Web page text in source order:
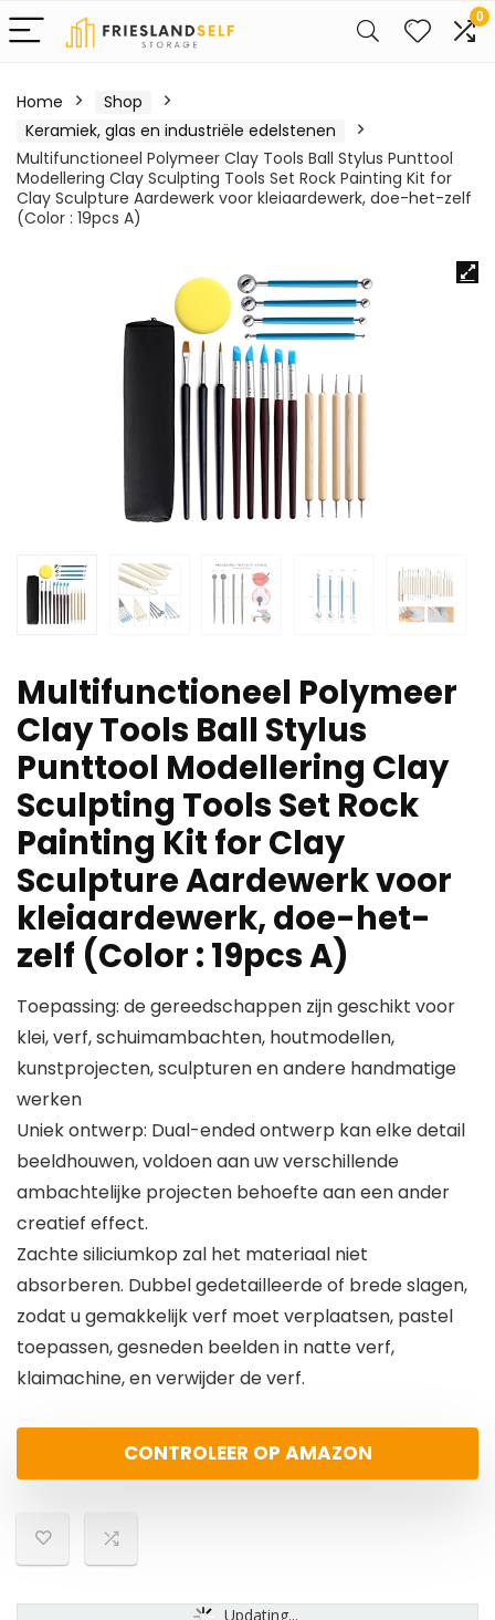
0
Home
Shop
Keramiek, glas en industriële edelstenen
Multifunctioneel Polymeer Clay Tools Ball Stylus Punttool
Modellering Clay Sculpting Tools Set Rock Painting Kit for
Clay Sculpture Aardewerk voor kleiaardewerk, doe-het-zelf
(Color : 19pcs A)
Multifunctioneel Polymeer
Clay Tools Ball Stylus
Punttool Modellering Clay
Sculpting Tools Set Rock
Painting Kit for Clay
Sculpture Aardewerk voor
kleiaardewerk, doe-het-
zelf (Color : 19pcs A)
Toepassing: de gereedschappen zijn geschikt voor
klei, verf, schuimambachten, houtmodellen,
kunstprojecten, sculpturen en andere handmatige
werken
Uniek ontwerp: Dual-ended ontwerp kan elke detail
beeldhouwen, voldoen aan uw verschillende
ambachtelijke projecten behoefte aan een ander
creatief effect.
Zachte siliciumkop zal het materiaal niet
absorberen. Dubbel gedetailleerde of brede slagen,
zodat u gemakkelijk verf moet verplaatsen, pastel
toepassen, gesneden beelden in natte verf,
klaimachine, en verwijder de verf.
CONTROLEER OP AMAZON
Updating...